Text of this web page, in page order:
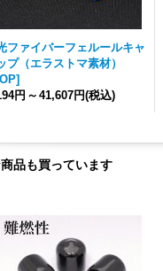
ファイバーフェルールキャ
プ（エラストマ素材）
OP]
円 ～ 41,607円(税込)
品も買っています